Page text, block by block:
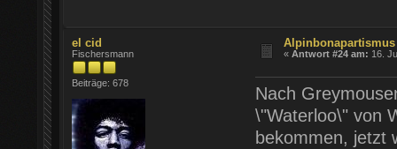
el cid
Fischersmann
Beiträge: 678
Alpinbonapartismus
«Antwort #24 am: 16.
Nach
\"Waterloo\" von
bekommen, jetzt